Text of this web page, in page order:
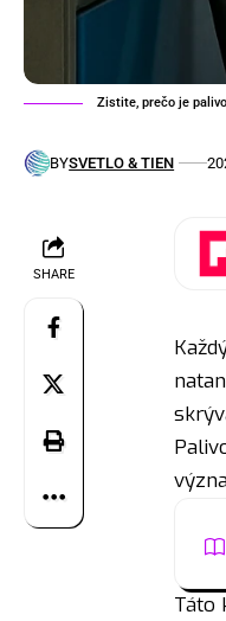
Zistite, prečo je
BYSVETLO & TIEN
SHARE
Táto